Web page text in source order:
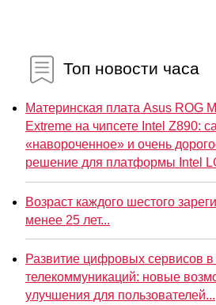
Топ новости часа
Материнская плата Asus ROG
Extreme на чипсете Intel Z890:
«навороченное» и очень
решение для платформы Intel
Возраст каждого шестого
менее 25 лет...
Развитие цифровых сервисов
телекоммуникаций: новые
улучшения для пользователей...